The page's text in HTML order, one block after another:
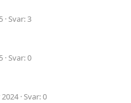
Svar: 3
Svar: 0
Svar: 0